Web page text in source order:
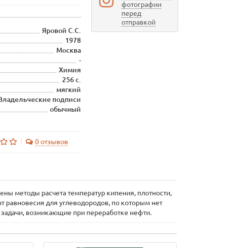
Яровой С.С.
1978
Москва
-
Химия
256 с.
мягкий
подписи
обычный
0 отзывов
фотографии
перед
отправкой
методы расчета температур кипения, плотности,
равновесия для углеводородов, по которым нет
возникающие при переработке нефти.